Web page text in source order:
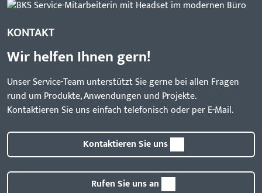
KONTAKT
Wir helfen Ihnen gern!
Unser Service-Team unterstützt Sie gerne bei allen Fragen
rund um Produkte, Anwendungen und Projekte.
Kontaktieren Sie uns einfach telefonisch oder per E-Mail.
Kontaktieren Sie uns
Rufen Sie uns an